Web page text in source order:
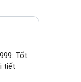
Tốt
tiết